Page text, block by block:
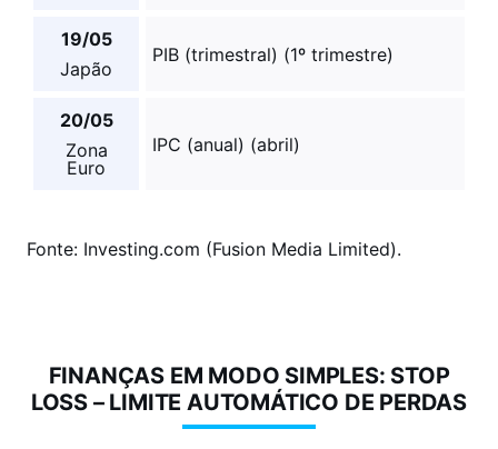
19/05
Japão
PIB (trimestral) (1º trimestre)
20/05
Zona
Euro
IPC (anual) (abril)
Fonte: Investing.com (Fusion Media Limited).
FINANÇAS EM MODO SIMPLES: STOP
LOSS – LIMITE AUTOMÁTICO DE PERDAS